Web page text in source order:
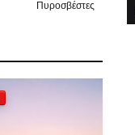
Πυροσβέστες